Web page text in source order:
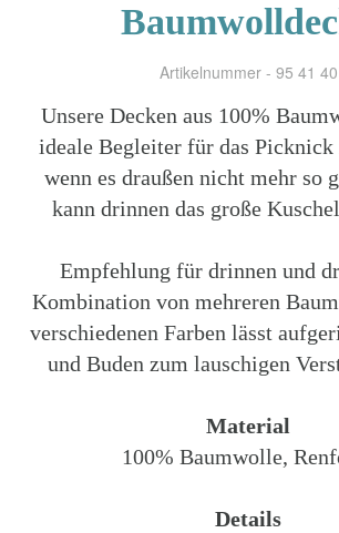
Artikelnummer - 95 41 40
Unsere Decken aus 100%
ideale Begleiter für das
wenn es draußen nicht mehr so
kann drinnen das große
Empfehlung für drinnen und
Kombination von mehreren
verschiedenen Farben lässt
und Buden zum lauschigen
Material
100% Baumwolle,
Details